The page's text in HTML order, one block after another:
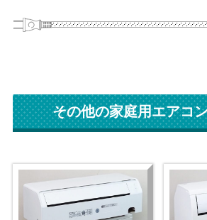
その他の家庭用エアコ